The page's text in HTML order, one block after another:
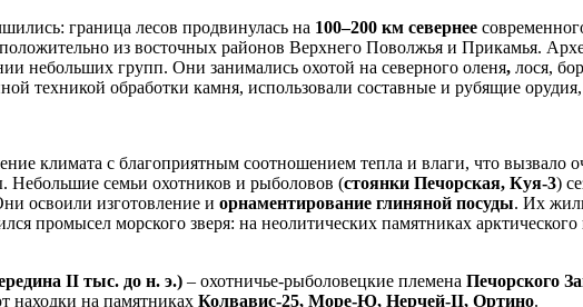
граница лесов продвинулась на 100–200 км севернее
из восточных районов Верхнего Поволжья и Прикамья.
небольших групп. Они занимались охотой на северного оленя, лося,
техникой обработки камня, использовали составные и рубящие
климата с благоприятным соотношением тепла и влаги, что вызвало
Небольшие семьи охотников и рыболовов (стоянки Печорская, Куя-3)
освоили изготовление и орнаментирование глиняной посуды. Их
промысел морского зверя: на неолитических памятниках арктического
II тыс. до н. э.) – охотничье-рыболовецкие племена Печорского
находки на памятниках Колвавис-25, Море-Ю, Нерчей-II, Ортино.